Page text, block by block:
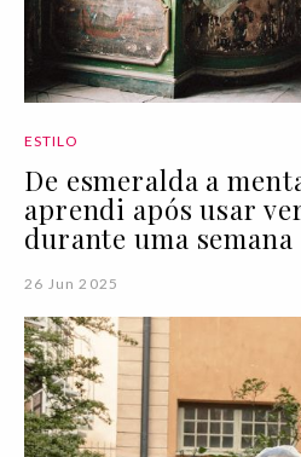
ESTILO
De esmeralda a
aprendi após usar
durante uma semana
26 Jun 2025